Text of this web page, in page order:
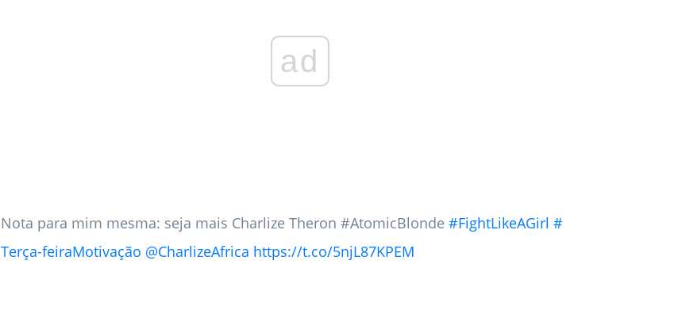
ad
Nota para mim mesma: seja mais Charlize Theron #AtomicBlonde #FightLikeAGirl #
Terça-feiraMotivação @CharlizeAfrica https://t.co/5njL87KPEM